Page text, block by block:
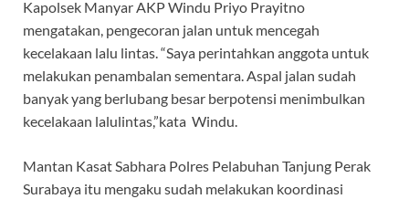
Kapolsek Manyar AKP Windu Priyo Prayitno
mengatakan, pengecoran jalan untuk mencegah
kecelakaan lalu lintas. “Saya perintahkan anggota untuk
melakukan penambalan sementara. Aspal jalan sudah
banyak yang berlubang besar berpotensi menimbulkan
kecelakaan lalulintas,”kata Windu.
Mantan Kasat Sabhara Polres Pelabuhan Tanjung Perak
Surabaya itu mengaku sudah melakukan koordinasi